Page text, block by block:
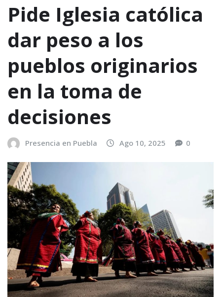
Pide Iglesia católica
dar peso a los
pueblos originarios
en la toma de
decisiones
Presencia en Puebla Ago 10, 2025 0